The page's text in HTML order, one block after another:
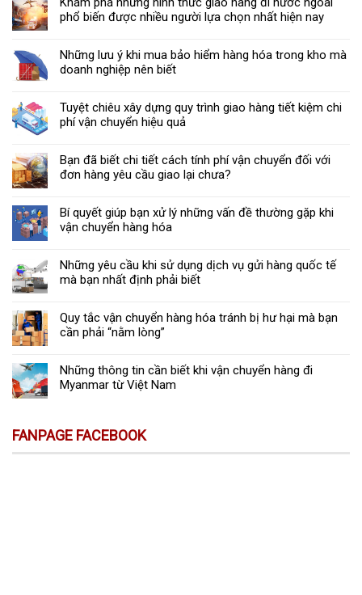
phổ biến được nhiều người lựa chọn nhất hiện nay
Những lưu ý khi mua bảo hiểm hàng hóa trong kho mà
doanh nghiệp nên biết
Tuyệt chiêu xây dựng quy trình giao hàng tiết kiệm chi
phí vận chuyển hiệu quả
Bạn đã biết chi tiết cách tính phí vận chuyển đối với
đơn hàng yêu cầu giao lại chưa?
Bí quyết giúp bạn xử lý những vấn đề thường gặp khi
vận chuyển hàng hóa
Những yêu cầu khi sử dụng dịch vụ gửi hàng quốc tế
mà bạn nhất định phải biết
Quy tắc vận chuyển hàng hóa tránh bị hư hại mà bạn
cần phải “nằm lòng”
Những thông tin cần biết khi vận chuyển hàng đi
Myanmar từ Việt Nam
FANPAGE FACEBOOK